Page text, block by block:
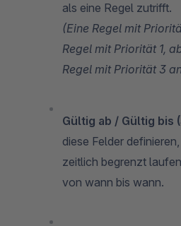
als eine Regel zutrifft.
(Eine Regel mit
Regel mit Priorität 1,
Regel mit Priorität 3
Gültig ab / Gültig bis
diese Felder
zeitlich begrenzt
von wann bis wann.